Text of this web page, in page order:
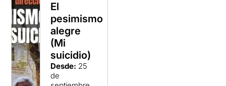
El
pesimismo
alegre
(Mi
suicidio)
Desde: 25
de